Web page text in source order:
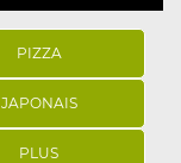
PIZZA
JAPONAIS
PLUS